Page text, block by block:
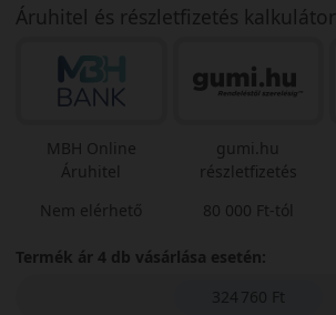
Áruhitel és részletfizetés kalkulátor
MBH Online
Áruhitel
Nem elérhető
gumi.hu
részletfizetés
80 000 Ft-tól
Termék ár 4 db vásárlása esetén:
324 760 Ft